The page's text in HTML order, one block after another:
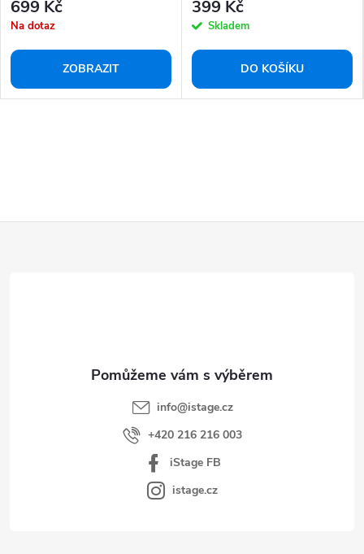
699 Kč
Na dotaz
ZOBRAZIT
399 Kč
Skladem
DO KOŠÍKU
info@istage.cz
+420 216 216 003
iStage FB
istage.cz